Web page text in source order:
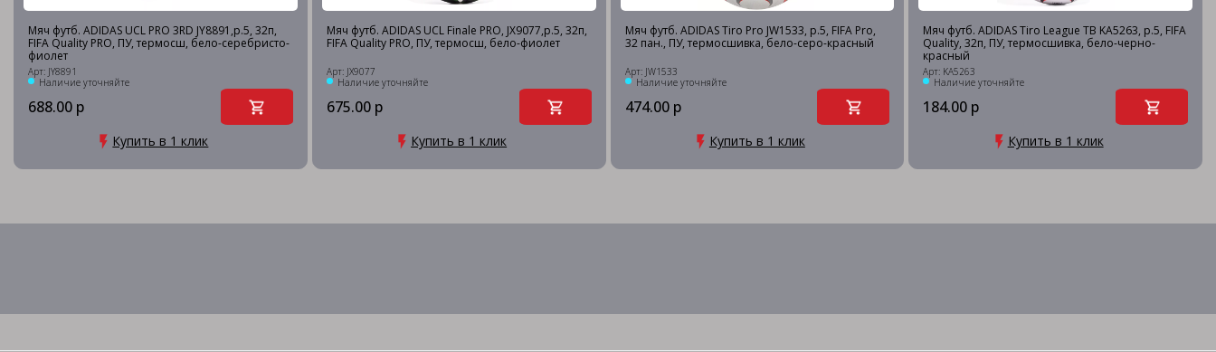
Мяч футб. ADIDAS UCL PRO 3RD JY8891,р.5, 32п,
FIFA Quality PRO, ПУ, термосш, бело-серебристо-
фиолет
Арт: JY8891
Наличие уточняйте
688.00 р
Купить в 1 клик
Мяч футб. ADIDAS UCL Finale PRO, JX9077,р.5, 32п,
FIFA Quality PRO, ПУ, термосш, бело-фиолет
Арт: JX9077
Наличие уточняйте
675.00 р
Купить в 1 клик
Мяч футб. ADIDAS Tiro Pro JW1533, р.5, FIFA Pro,
32 пан., ПУ, термосшивка, бело-серо-красный
Арт: JW1533
Наличие уточняйте
474.00 р
Купить в 1 клик
Мяч футб. ADIDAS Tiro League TB KA5263, р.5, FIFA
Quality, 32п, ПУ, термосшивка, бело-черно-
красный
Арт: KA5263
Наличие уточняйте
184.00 р
Купить в 1 клик